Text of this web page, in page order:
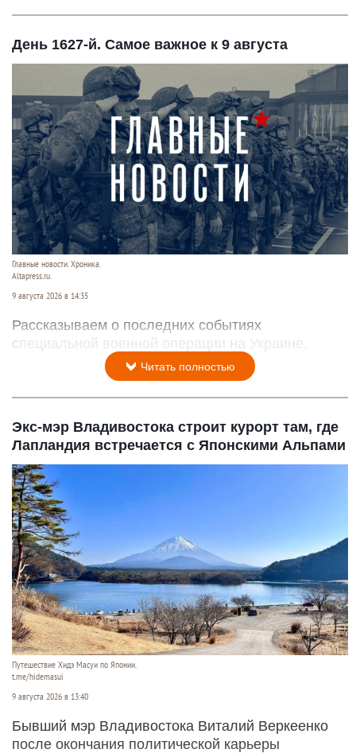
День 1627-й. Самое важное к 9 августа
Главные новости. Хроника.
Altapress.ru.
9 августа 2026 в 14:35
Рассказываем о последних событиях
специальной военной операции на Украине.
Читать полностью
Экс-мэр Владивостока строит курорт там, где
Лапландия встречается с Японскими Альпами
Путешествие Хидэ Масуи по Японии.
t.me/hidemasui
9 августа 2026 в 13:40
Бывший мэр Владивостока Виталий Веркеенко
после окончания политической карьеры